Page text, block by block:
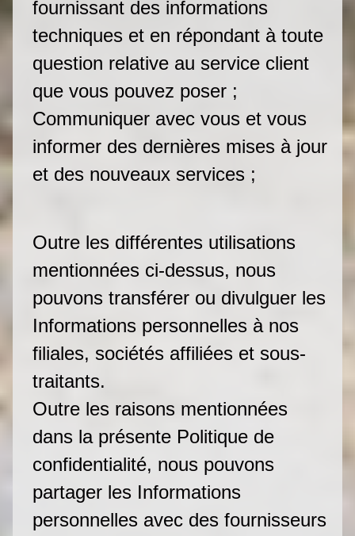
fournissant des informations
techniques et en répondant à toute
question relative au service client
que vous pouvez poser ;
Communiquer avec vous et vous
informer des dernières mises à jour
et des nouveaux services ;
Outre les différentes utilisations
mentionnées ci-dessus, nous
pouvons transférer ou divulguer les
Informations personnelles à nos
filiales, sociétés affiliées et sous-
traitants.
Outre les raisons mentionnées
dans la présente Politique de
confidentialité, nous pouvons
partager les Informations
personnelles avec des fournisseurs